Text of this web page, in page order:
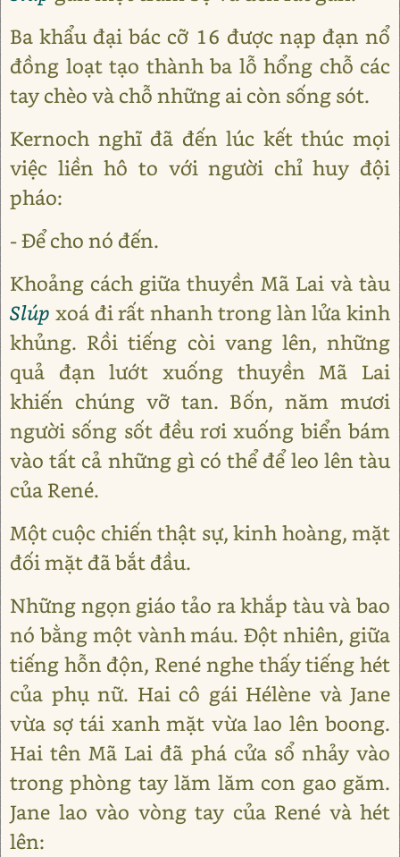
Ba khẩu đại bác cỡ 16 được nạp đạn nổ
đồng loạt tạo thành ba lỗ hổng chỗ các
tay chèo và chỗ những ai còn sống sót.
Kernoch nghĩ đã đến lúc kết thúc mọi
việc liền hô to với người chỉ huy đội
pháo:
- Để cho nó đến.
Khoảng cách giữa thuyền Mã Lai và tàu
Slúp xoá đi rất nhanh trong làn lửa kinh
khủng. Rồi tiếng còi vang lên, những
quả đạn lướt xuống thuyền Mã Lai
khiến chúng vỡ tan. Bốn, năm mươi
người sống sốt đều rơi xuống biển bám
vào tất cả những gì có thể để leo lên tàu
của René.
Một cuộc chiến thật sự, kinh hoàng, mặt
đối mặt đã bắt đầu.
Những ngọn giáo tảo ra khắp tàu và bao
nó bằng một vành máu. Đột nhiên, giữa
tiếng hỗn độn, René nghe thấy tiếng hét
của phụ nữ. Hai cô gái Hélène và Jane
vừa sợ tái xanh mặt vừa lao lên boong.
Hai tên Mã Lai đã phá cửa sổ nhảy vào
trong phòng tay lăm lăm con gao găm.
Jane lao vào vòng tay của René và hét
lên: